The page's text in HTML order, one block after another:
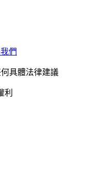
們
具體法律建議
利